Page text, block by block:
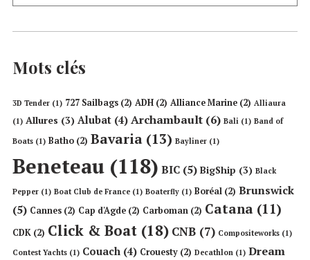
Mots clés
3D Tender (1) 727 Sailbags (2) ADH (2) Alliance Marine (2) Alliaura
(1) Allures (3) Alubat (4) Archambault (6) Bali (1) Band of
Boats (1) Batho (2) Bavaria (13) Bayliner (1)
Beneteau (118) BIC (5) BigShip (3) Black
Pepper (1) Boat Club de France (1) Boaterfly (1) Boréal (2) Brunswick
(5) Cannes (2) Cap d'Agde (2) Carboman (2) Catana (11)
CDK (2) Click & Boat (18) CNB (7) Compositeworks (1)
Contest Yachts (1) Couach (4) Crouesty (2) Decathlon (1) Dream